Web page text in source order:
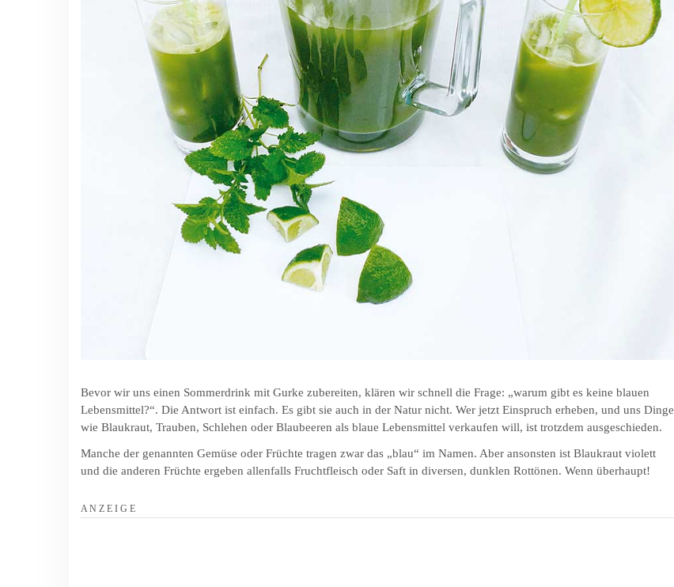
Bevor wir uns einen Sommerdrink mit Gurke zubereiten, klären wir schnell die Frage: „warum gibt es keine blauen
Lebensmittel?“. Die Antwort ist einfach. Es gibt sie auch in der Natur nicht. Wer jetzt Einspruch erheben, und uns Dinge
wie Blaukraut, Trauben, Schlehen oder Blaubeeren als blaue Lebensmittel verkaufen will, ist trotzdem ausgeschieden.
Manche der genannten Gemüse oder Früchte tragen zwar das „blau“ im Namen. Aber ansonsten ist Blaukraut violett
und die anderen Früchte ergeben allenfalls Fruchtfleisch oder Saft in diversen, dunklen Rottönen. Wenn überhaupt!
A N Z E I G E